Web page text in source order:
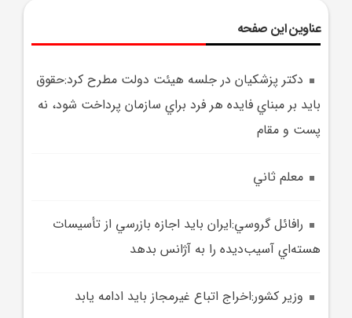
عناوین این صفحه
دکتر پزشکيان در جلسه هيئت دولت مطرح کرد:حقوق
بايد بر مبناي فايده هر فرد براي سازمان پرداخت شود، نه
پست و مقام
معلم ثاني
رافائل گروسي:ايران بايد اجازه بازرسي از تأسيسات
هسته‌اي آسيب‌ديده را به آژانس بدهد
وزير کشور:اخراج اتباع غيرمجاز بايد ادامه يابد